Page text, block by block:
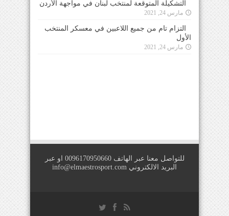
التشكيلة المتوقعة لمنتخب لبنان في مواجهة الأردن
مارس 24, 2021
التزام تام من جميع اللاعبين في معسكر المنتخب
الأول
مارس 24, 2021
للتواصل معنا عبر الهاتف 0096170950660 او عبر
البريد الالكتروني info@elmaestrosport.com